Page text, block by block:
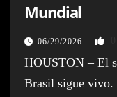
Mundial
06/29/2026
HOUSTON – El
Brasil sigue vivo.